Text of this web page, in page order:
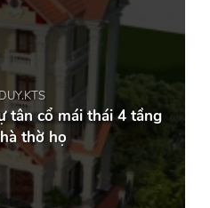
tân cổ mái thái 4 tầng
thờ họ